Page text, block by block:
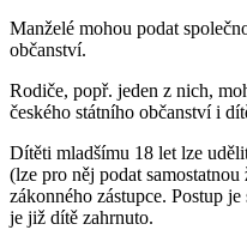
Manželé mohou podat
občanství.
Rodiče, popř. jeden z nich,
českého státního občanství i
Dítěti mladšímu 18 let lze
(lze pro něj podat samostatnou
zákonného zástupce. Postup
je již dítě zahrnuto.